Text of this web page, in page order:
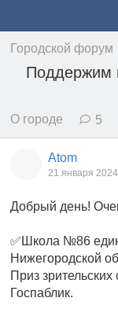
Городской форум
Поддержим
О городе 5
Atom
21 января 2024
Добрый день!
✅Школа №86
Нижегородской
Приз
Госпаблик.